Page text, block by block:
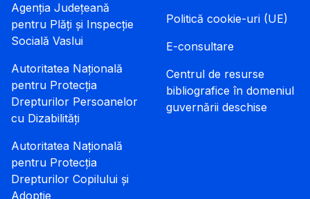
Agenția Județeană
pentru Plăți și Inspecție
Socială Vaslui
Autoritatea Națională
pentru Protecția
Drepturilor Persoanelor
cu Dizabilități
Autoritatea Națională
pentru Protecția
Drepturilor Copilului și
Adopție
Politică cookie-uri (UE)
E-consultare
Centrul de resurse
bibliografice în domeniul
guvernării deschise